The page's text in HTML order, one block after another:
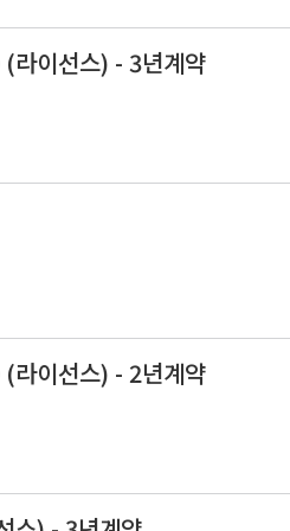
이선스) - 3년계약
이선스) - 2년계약